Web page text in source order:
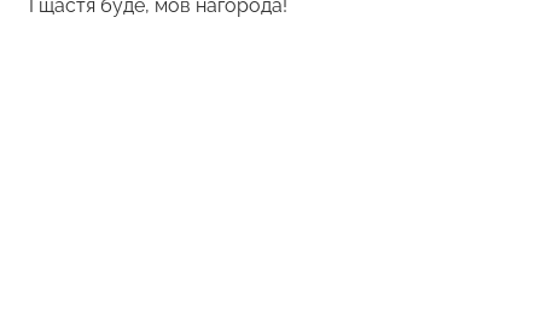
І щастя буде, мов нагорода!